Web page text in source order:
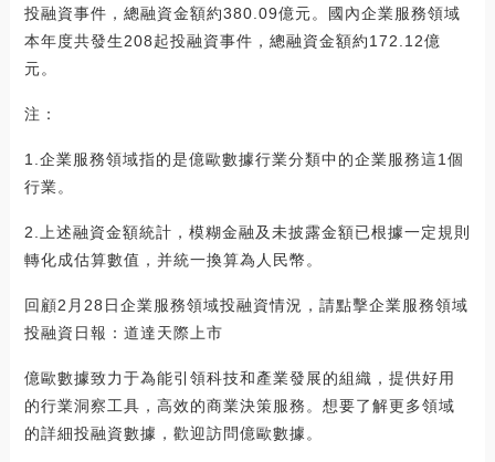
投融資事件，總融資金額約380.09億元。國內企業服務領域
本年度共發生208起投融資事件，總融資金額約172.12億
元。
注：
1.企業服務領域指的是億歐數據行業分類中的企業服務這1個
行業。
2.上述融資金額統計，模糊金融及未披露金額已根據一定規則
轉化成估算數值，并統一換算為人民幣。
回顧2月28日企業服務領域投融資情況，請點擊企業服務領域
投融資日報：道達天際上市
億歐數據致力于為能引領科技和產業發展的組織，提供好用
的行業洞察工具，高效的商業決策服務。想要了解更多領域
的詳細投融資數據，歡迎訪問億歐數據。